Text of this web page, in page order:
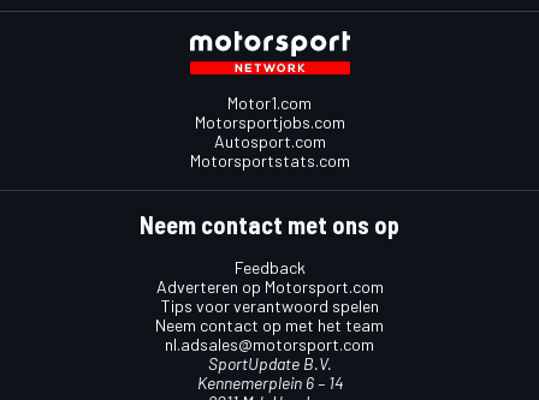
Motor1.com
Motorsportjobs.com
Autosport.com
Motorsportstats.com
Neem contact met ons op
Feedback
Adverteren op Motorsport.com
Tips voor verantwoord spelen
Neem contact op met het team
nl.adsales@motorsport.com
SportUpdate B.V.
Kennemerplein 6 – 14